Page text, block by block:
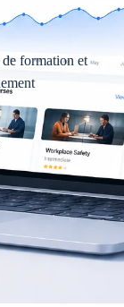
de formation et